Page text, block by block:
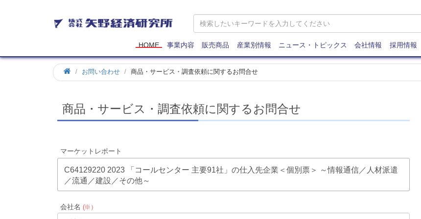
矢
野
研
究
所
HOME 事業内容 販売商品 産業別情報 ニュース・トピックス 会社情報 採用情報
お問い合わせ 商品・サービス・調査依頼に関するお問合せ
商品・サービス・調査依頼に関するお問合せ
マーケットレポート
C64129220 2023 「コールセンター 主要91社」の仕入先企業＜個別票＞ ～情報通信／人材派遣
／流通／建設／その他～
会社名 (※）